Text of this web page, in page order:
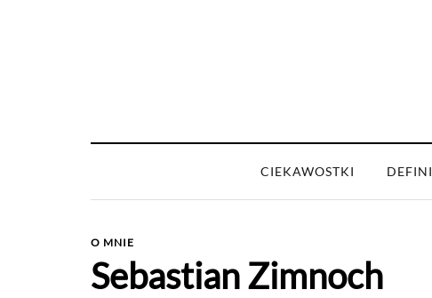
CIEKAWOSTKI
O MNIE
Sebastian Zimnoch